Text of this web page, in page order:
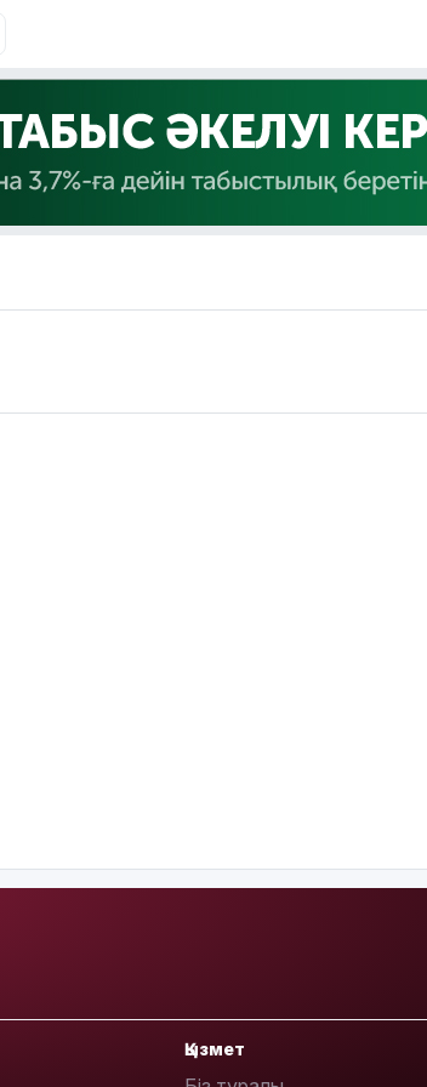
Қызмет